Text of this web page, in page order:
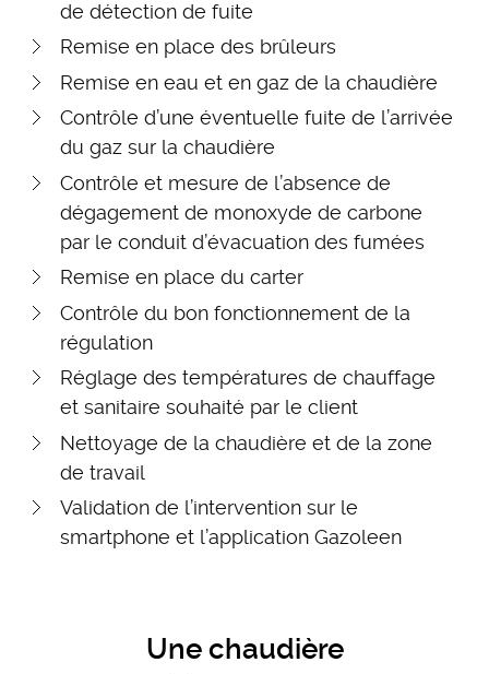
de détection de fuite
Remise en place des brûleurs
Remise en eau et en gaz de la chaudière
Contrôle d’une éventuelle fuite de l’arrivée
du gaz sur la chaudière
Contrôle et mesure de l’absence de
dégagement de monoxyde de carbone
par le conduit d’évacuation des fumées
Remise en place du carter
Contrôle du bon fonctionnement de la
régulation
Réglage des températures de chauffage
et sanitaire souhaité par le client
Nettoyage de la chaudière et de la zone
de travail
Validation de l’intervention sur le
smartphone et l’application Gazoleen
Une chaudière